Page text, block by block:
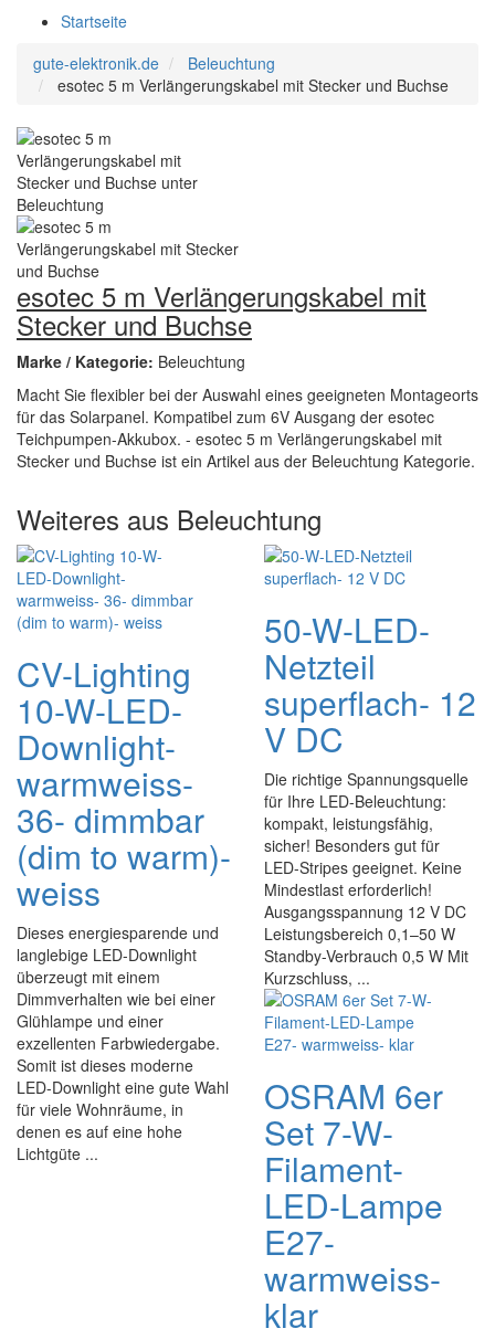
Startseite
gute-elektronik.de
Beleuchtung
esotec 5 m Verlängerungskabel mit Stecker und Buchse
esotec 5 m Verlängerungskabel mit
Stecker und Buchse
Marke / Kategorie: Beleuchtung
Macht Sie flexibler bei der Auswahl eines geeigneten Montageorts
für das Solarpanel. Kompatibel zum 6V Ausgang der esotec
Teichpumpen-Akkubox. - esotec 5 m Verlängerungskabel mit
Stecker und Buchse ist ein Artikel aus der Beleuchtung Kategorie.
Weiteres aus Beleuchtung
CV-Lighting
10-W-LED-
Downlight-
warmweiss-
36- dimmbar
(dim to warm)-
weiss
Dieses energiesparende und
langlebige LED-Downlight
überzeugt mit einem
Dimmverhalten wie bei einer
Glühlampe und einer
exzellenten Farbwiedergabe.
Somit ist dieses moderne
LED-Downlight eine gute Wahl
für viele Wohnräume, in
denen es auf eine hohe
Lichtgüte ...
50-W-LED-
Netzteil
superflach- 12
V DC
Die richtige Spannungsquelle
für Ihre LED-Beleuchtung:
kompakt, leistungsfähig,
sicher! Besonders gut für
LED-Stripes geeignet. Keine
Mindestlast erforderlich!
Ausgangsspannung 12 V DC
Leistungsbereich 0,1–50 W
Standby-Verbrauch 0,5 W Mit
Kurzschluss, ...
OSRAM 6er
Set 7-W-
Filament-
LED-Lampe
E27-
warmweiss-
klar